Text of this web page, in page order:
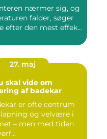
nærmer sig, og
falder, søger
efter den mest effek...
27. maj
skal vide om
af badekar
er ofte centrum
og velvære i
– men med tiden